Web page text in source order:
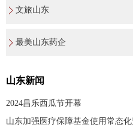
文旅山东
最美山东药企
山东新闻
2024昌乐西瓜节开幕
山东加强医疗保障基金使用常态